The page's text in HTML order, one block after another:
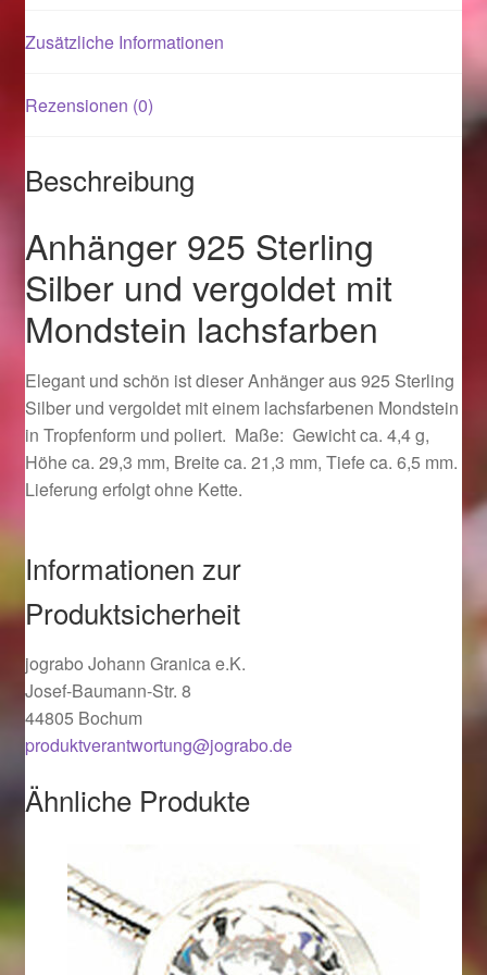
Magisches und Festliches zu Halloween 2021
Magisches und Festliches zu Halloween 2022
Mein Konto
Ostergeschenke finden für Ostern 2015
Ostergeschenke finden für Ostern 2016
Ostergeschenke finden für Ostern 2017
Ostergeschenke finden für Ostern 2018
Ostergeschenke finden für Ostern 2020
Ostergeschenke finden für Ostern 2021
Ostergeschenke finden für Ostern 2022
Partner
Shop
Startseite
Startseite
Zusätzliche Informationen
Rezensionen (0)
Beschreibung
Anhänger 925 Sterling
Silber und vergoldet mit
Mondstein lachsfarben
Elegant und schön ist dieser Anhänger aus 925 Sterling
Silber und vergoldet mit einem lachsfarbenen Mondstein
in Tropfenform und poliert. Maße: Gewicht ca. 4,4 g,
Höhe ca. 29,3 mm, Breite ca. 21,3 mm, Tiefe ca. 6,5 mm.
Lieferung erfolgt ohne Kette.
Informationen zur
Produktsicherheit
jograbo Johann Granica e.K.
Josef-Baumann-Str. 8
44805 Bochum
produktverantwortung@jograbo.de
Ähnliche Produkte